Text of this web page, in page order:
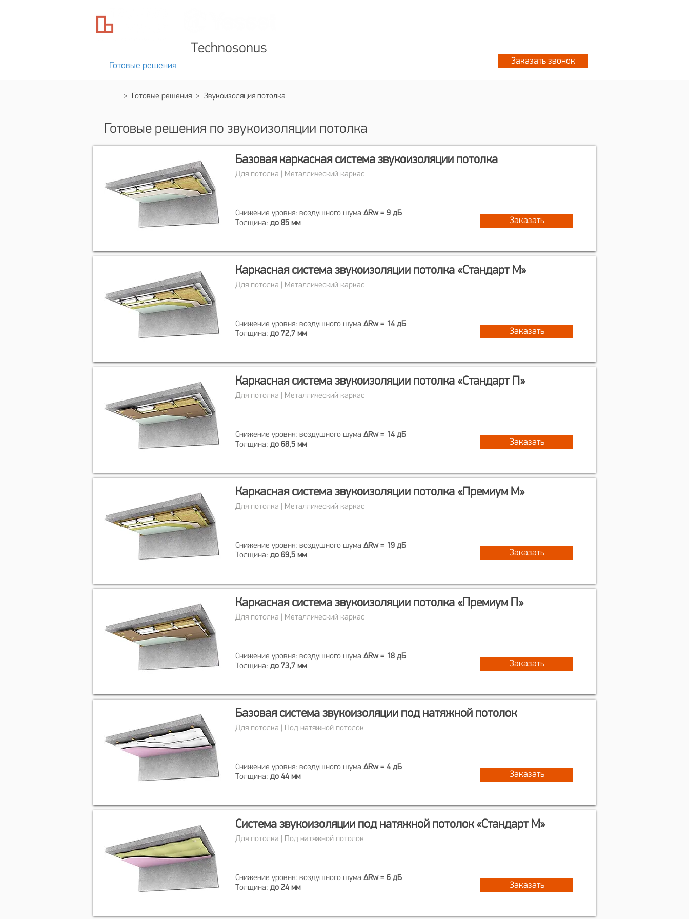
Готовые решения Заказать звонок
Technosonus
> Готовые решения > Звукоизоляция потолка
Готовые решения по звукоизоляции потолка
Базовая каркасная система звукоизоляции потолка
Для потолка | Металлический каркас
Снижение уровня: воздушного шума ΔRw = 9 дБ
Толщина: до 85 мм Заказать
Каркасная система звукоизоляции потолка «Стандарт М»
Для потолка | Металлический каркас
Снижение уровня: воздушного шума ΔRw = 14 дБ
Толщина: до 72,7 мм Заказать
Каркасная система звукоизоляции потолка «Стандарт П»
Для потолка | Металлический каркас
Снижение уровня: воздушного шума ΔRw = 14 дБ
Толщина: до 68,5 мм Заказать
Каркасная система звукоизоляции потолка «Премиум М»
Для потолка | Металлический каркас
Снижение уровня: воздушного шума ΔRw = 19 дБ
Толщина: до 69,5 мм Заказать
Каркасная система звукоизоляции потолка «Премиум П»
Для потолка | Металлический каркас
Снижение уровня: воздушного шума ΔRw = 18 дБ
Толщина: до 73,7 мм Заказать
Базовая система звукоизоляции под натяжной потолок
Для потолка | Под натяжной потолок
Снижение уровня: воздушного шума ΔRw = 4 дБ
Толщина: до 44 мм Заказать
Система звукоизоляции под натяжной потолок «Стандарт М»
Для потолка | Под натяжной потолок
Снижение уровня: воздушного шума ΔRw = 6 дБ
Толщина: до 24 мм Заказать